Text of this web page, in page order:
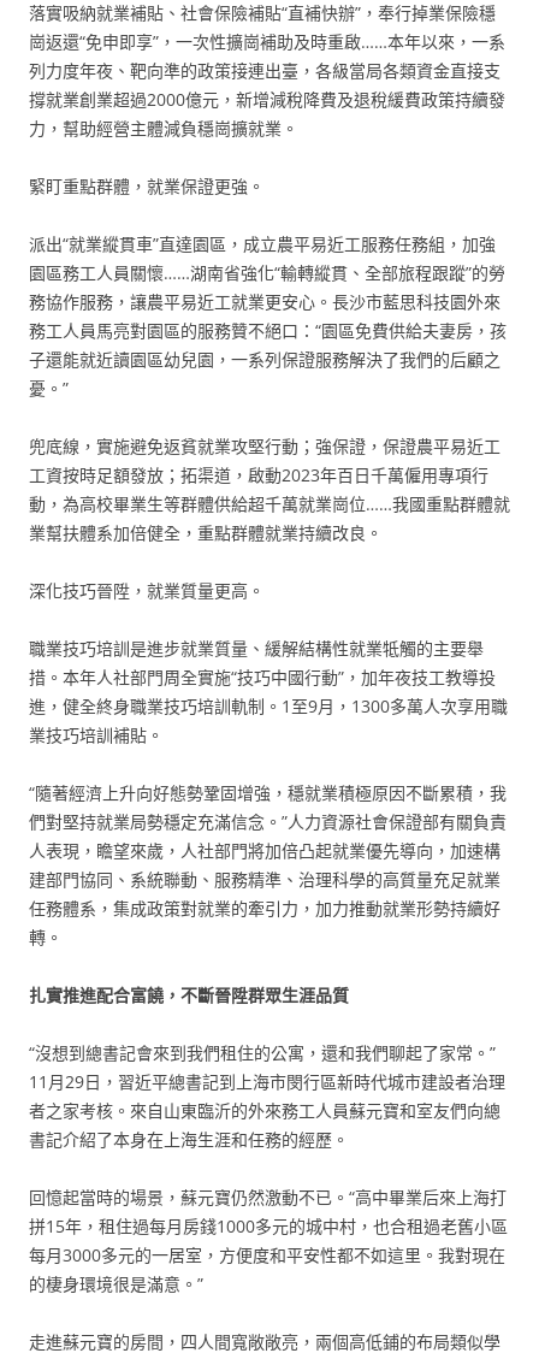
落實吸納就業補貼、社會保險補貼“直補快辦”，奉行掉業保險穩
崗返還“免申即享”，一次性擴崗補助及時重啟……本年以來，一系
列力度年夜、靶向準的政策接連出臺，各級當局各類資金直接支
撐就業創業超過2000億元，新增減稅降費及退稅緩費政策持續發
力，幫助經營主體減負穩崗擴就業。
緊盯重點群體，就業保證更強。
派出“就業縱貫車”直達園區，成立農平易近工服務任務組，加強
園區務工人員關懷……湖南省強化“輸轉縱貫、全部旅程跟蹤”的勞
務協作服務，讓農平易近工就業更安心。長沙市藍思科技園外來
務工人員馬亮對園區的服務贊不絕口：“園區免費供給夫妻房，孩
子還能就近讀園區幼兒園，一系列保證服務解決了我們的后顧之
憂。”
兜底線，實施避免返貧就業攻堅行動；強保證，保證農平易近工
工資按時足額發放；拓渠道，啟動2023年百日千萬僱用專項行
動，為高校畢業生等群體供給超千萬就業崗位……我國重點群體就
業幫扶體系加倍健全，重點群體就業持續改良。
深化技巧晉陞，就業質量更高。
職業技巧培訓是進步就業質量、緩解結構性就業牴觸的主要舉
措。本年人社部門周全實施“技巧中國行動”，加年夜技工教導投
進，健全終身職業技巧培訓軌制。1至9月，1300多萬人次享用職
業技巧培訓補貼。
“隨著經濟上升向好態勢鞏固增強，穩就業積極原因不斷累積，我
們對堅持就業局勢穩定充滿信念。”人力資源社會保證部有關負責
人表現，瞻望來歲，人社部門將加倍凸起就業優先導向，加速構
建部門協同、系統聯動、服務精準、治理科學的高質量充足就業
任務體系，集成政策對就業的牽引力，加力推動就業形勢持續好
轉。
扎實推進配合富饒，不斷晉陞群眾生涯品質
“沒想到總書記會來到我們租住的公寓，還和我們聊起了家常。”
11月29日，習近平總書記到上海市閔行區新時代城市建設者治理
者之家考核。來自山東臨沂的外來務工人員蘇元寶和室友們向總
書記介紹了本身在上海生涯和任務的經歷。
回憶起當時的場景，蘇元寶仍然激動不已。“高中畢業后來上海打
拼15年，租住過每月房錢1000多元的城中村，也合租過老舊小區
每月3000多元的一居室，方便度和平安性都不如這里。我對現在
的棲身環境很是滿意。”
走進蘇元寶的房間，四人間寬敞敞亮，兩個高低鋪的布局類似學